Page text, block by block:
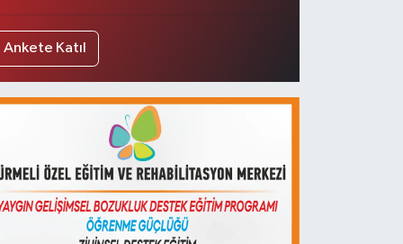
Ankete Katıl